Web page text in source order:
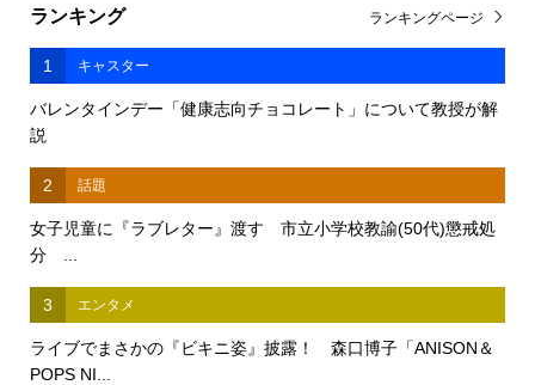
ランキング
1 キャスター
バレンタインデー「健康志向チョコレート」について教授が解
説
2 話題
女子児童に『ラブレター』渡す 市立小学校教諭(50代)懲戒処
分 ...
3 エンタメ
ライブでまさかの『ビキニ姿』披露！ 森口博子「ANISON＆
POPS NI...
ランキングページ